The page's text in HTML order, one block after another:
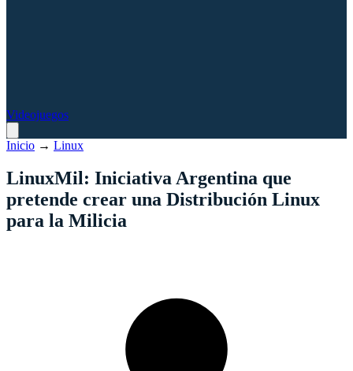
Videojuegos
Inicio → Linux
LinuxMil: Iniciativa Argentina que
pretende crear una Distribución Linux
para la Milicia